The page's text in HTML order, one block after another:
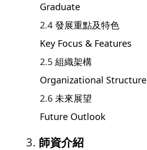
Graduate
發展重點及特色
Key Focus & Features
組織架構
Organizational Structure
未來展望
Future Outlook
師資介紹